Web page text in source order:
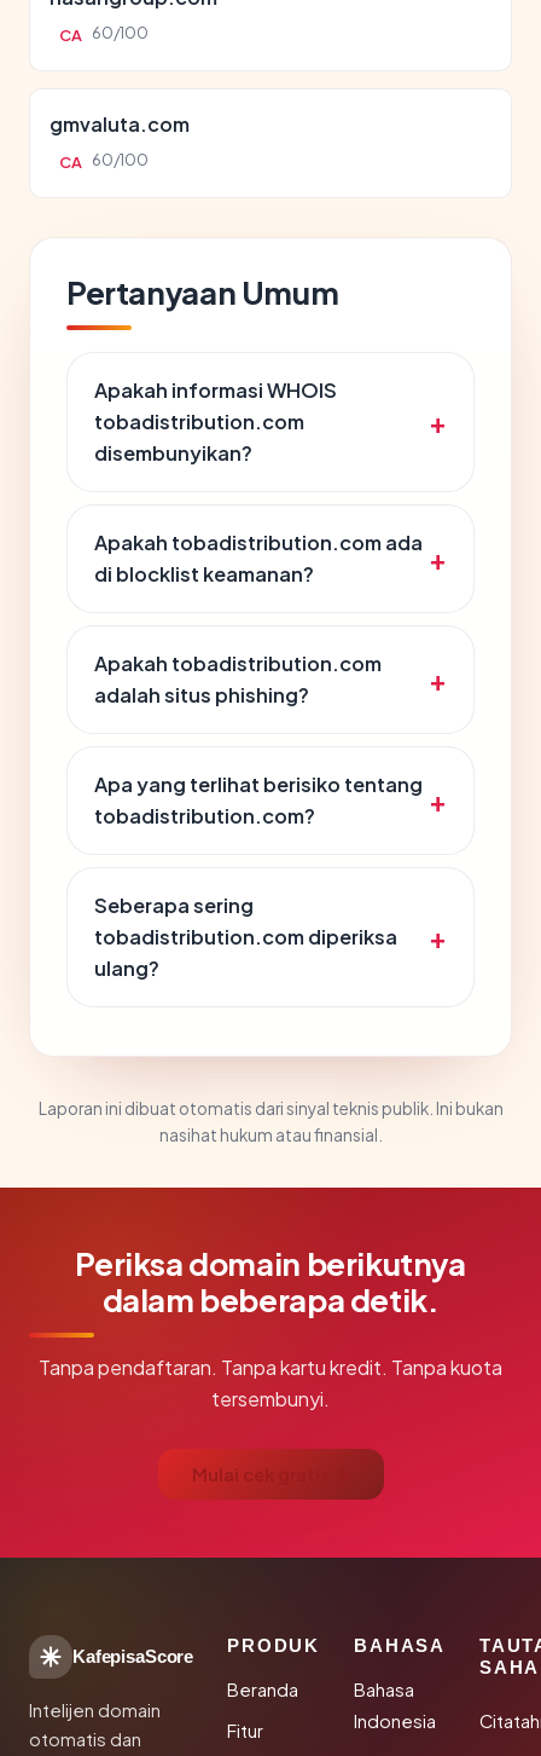
CA 60/100
gmvaluta.com
CA 60/100
Pertanyaan Umum
Apakah informasi WHOIS
tobadistribution.com
disembunyikan?
Apakah tobadistribution.com ada
di blocklist keamanan?
Apakah tobadistribution.com
adalah situs phishing?
Apa yang terlihat berisiko tentang
tobadistribution.com?
Seberapa sering
tobadistribution.com diperiksa
ulang?
Laporan ini dibuat otomatis dari sinyal teknis publik. Ini bukan
nasihat hukum atau finansial.
Periksa domain berikutnya
dalam beberapa detik.
Tanpa pendaftaran. Tanpa kartu kredit. Tanpa kuota
tersembunyi.
Mulai cek gratis →
KafepisaScore
Intelijen domain
otomatis dan
PRODUK
Beranda
Fitur
BAHASA
Bahasa
Indonesia